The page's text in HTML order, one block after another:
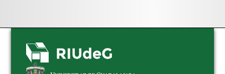
Skip
navigation